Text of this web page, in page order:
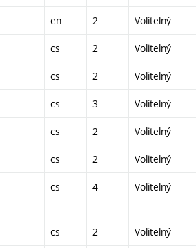
en 2 Volitelný
cs 2 Volitelný
cs 2 Volitelný
cs 3 Volitelný
cs 2 Volitelný
cs 2 Volitelný
cs 4 Volitelný
cs 2 Volitelný